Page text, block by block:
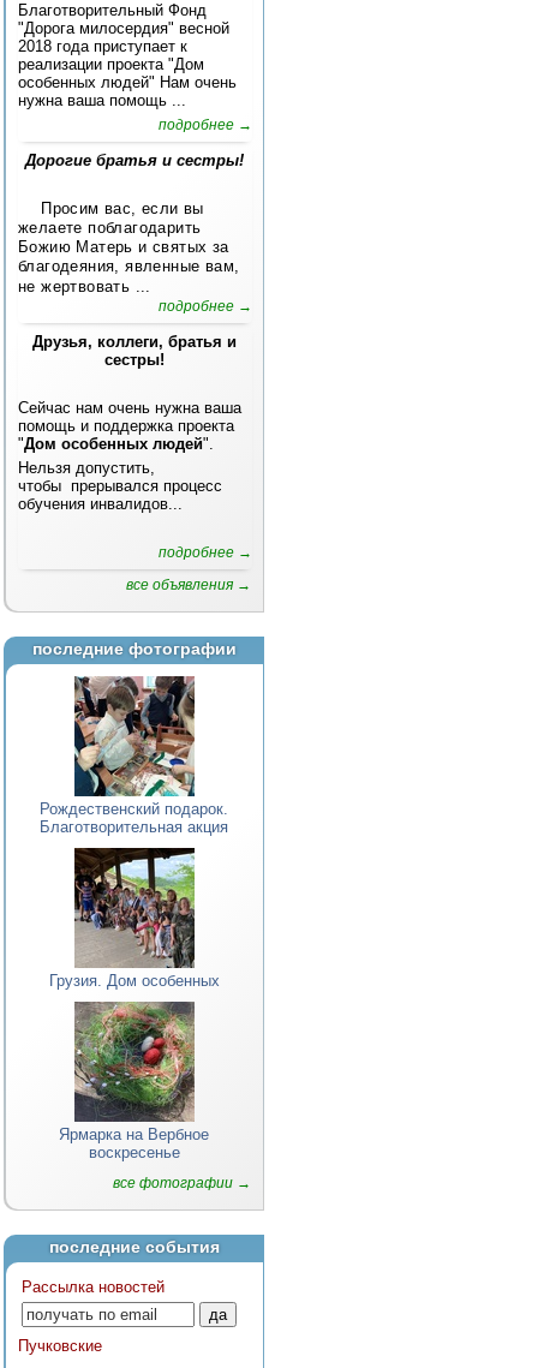
Благотворительный Фонд
"Дорога милосердия" весной
2018 года приступает к
реализации проекта "Дом
особенных людей" Нам очень
нужна ваша помощь ...
подробнее →
Дорогие братья и сестры!
Просим вас, если вы
желаете поблагодарить
Божию Матерь и святых за
благодеяния, явленные вам,
не жертвовать ...
подробнее →
Друзья, коллеги, братья и
сестры!
Сейчас нам очень нужна ваша
помощь и поддержка проекта
"Дом особенных людей".
Нельзя допустить,
чтобы прерывался процесс
обучения инвалидов...
подробнее →
все объявления →
последние фотографии
Рождественский подарок.
Благотворительная акция
Грузия. Дом особенных
Ярмарка на Вербное
воскресенье
все фотографии →
последние события
Рассылка новостей
Пучковские